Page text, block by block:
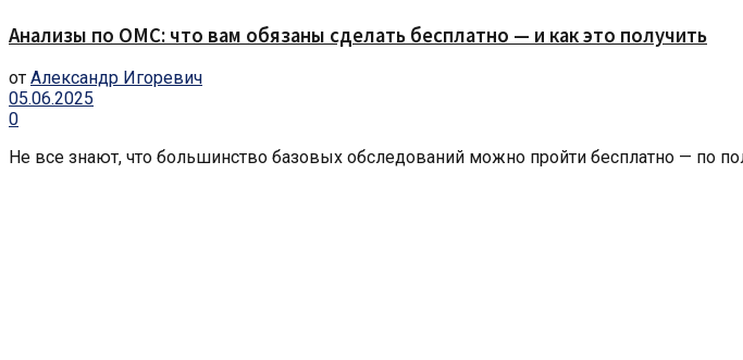
Анализы по ОМС: что вам обязаны сделать бесплатно — и как это получить
от Александр Игоревич
05.06.2025
0
Не все знают, что большинство базовых обследований можно пройти бесплатно — по